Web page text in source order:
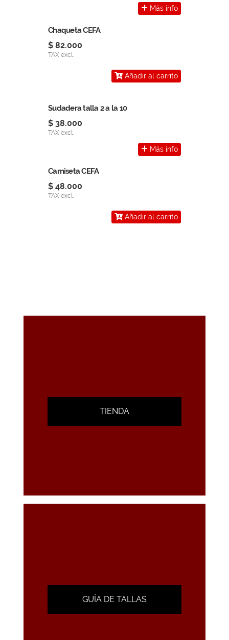
Más info
Chaqueta CEFA
$ 82.000
TAX excl.
Añadir al carrito
Sudadera talla 2 a la 10
$ 38.000
TAX excl.
Más info
Camiseta CEFA
$ 48.000
TAX excl.
Añadir al carrito
TIENDA
GUÍA DE TALLAS